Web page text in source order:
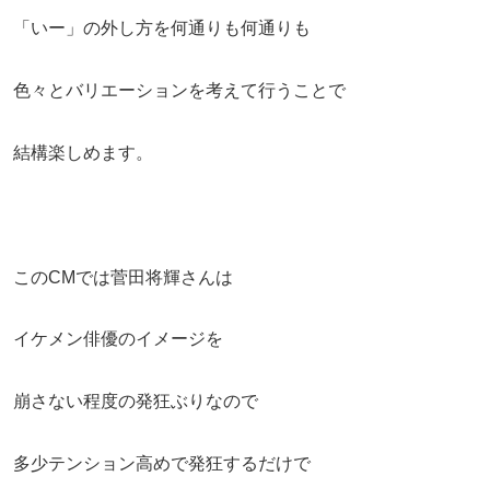
「いー」の外し方を何通りも何通りも
色々とバリエーションを考えて行うことで
結構楽しめます。
このCMでは菅田将輝さんは
イケメン俳優のイメージを
崩さない程度の発狂ぶりなので
多少テンション高めで発狂するだけで